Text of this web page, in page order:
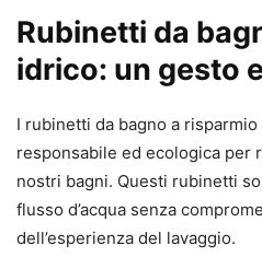
Rubinetti da
idrico: un gesto
I rubinetti da bagno a
responsabile ed ecologica per
nostri bagni. Questi rubinetti
flusso d’acqua senza
dell’esperienza del lavaggio.